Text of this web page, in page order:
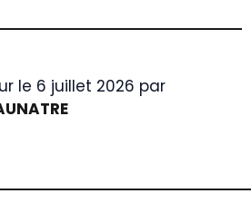
le 6 juillet 2026 par